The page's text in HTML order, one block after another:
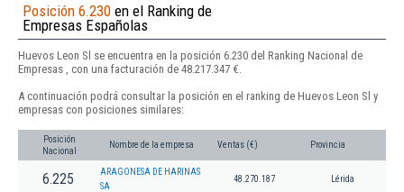
Posición 6.230 en el Ranking de
Empresas Españolas
Huevos Leon Sl se encuentra en la posición 6.230 del Ranking Nacional de
Empresas , con una facturación de 48.217.347 €.
A continuación podrá consultar la posición en el ranking de Huevos Leon Sl y
empresas con posiciones similares:
Posición
Nacional
Nombre de la empresa Ventas (€) Provincia
6.225
ARAGONESA DE HARINAS
SA
48.270.187 Lérida